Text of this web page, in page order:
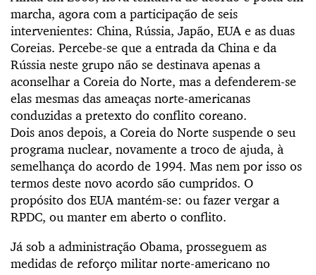
marcha, agora com a participação de seis
intervenientes: China, Rússia, Japão, EUA e as duas
Coreias. Percebe-se que a entrada da China e da
Rússia neste grupo não se destinava apenas a
aconselhar a Coreia do Norte, mas a defenderem-se
elas mesmas das ameaças norte-americanas
conduzidas a pretexto do conflito coreano.
Dois anos depois, a Coreia do Norte suspende o seu
programa nuclear, novamente a troco de ajuda, à
semelhança do acordo de 1994. Mas nem por isso os
termos deste novo acordo são cumpridos. O
propósito dos EUA mantém-se: ou fazer vergar a
RPDC, ou manter em aberto o conflito.
Já sob a administração Obama, prosseguem as
medidas de reforço militar norte-americano no